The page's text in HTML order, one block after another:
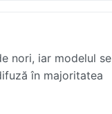
nori, iar modelul se
în majoritatea